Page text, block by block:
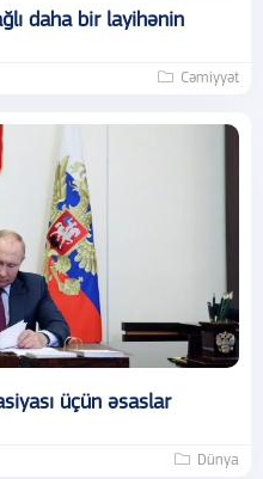
daha bir layihənin
Cəmiyyət
üçün əsaslar
Dünya